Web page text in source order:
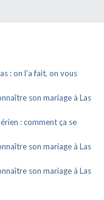
: on l’a fait, on vous
son mariage à Las
: comment ça se
son mariage à Las
son mariage à Las